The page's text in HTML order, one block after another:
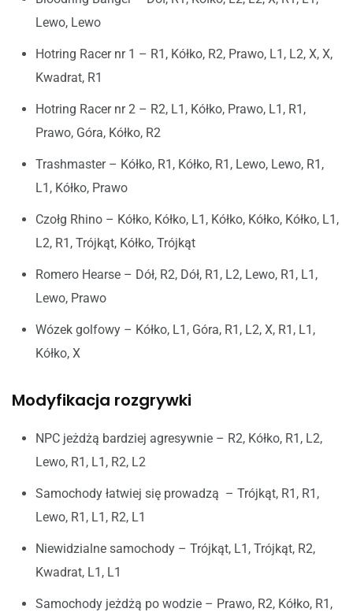
Lewo, Lewo
Hotring Racer nr 1 – R1, Kółko, R2, Prawo, L1, L2, X, X,
Kwadrat, R1
Hotring Racer nr 2 – R2, L1, Kółko, Prawo, L1, R1,
Prawo, Góra, Kółko, R2
Trashmaster – Kółko, R1, Kółko, R1, Lewo, Lewo, R1,
L1, Kółko, Prawo
Czołg Rhino – Kółko, Kółko, L1, Kółko, Kółko, Kółko, L1,
L2, R1, Trójkąt, Kółko, Trójkąt
Romero Hearse – Dół, R2, Dół, R1, L2, Lewo, R1, L1,
Lewo, Prawo
Wózek golfowy – Kółko, L1, Góra, R1, L2, X, R1, L1,
Kółko, X
Modyfikacja rozgrywki
NPC jeżdżą bardziej agresywnie – R2, Kółko, R1, L2,
Lewo, R1, L1, R2, L2
Samochody łatwiej się prowadzą – Trójkąt, R1, R1,
Lewo, R1, L1, R2, L1
Niewidzialne samochody – Trójkąt, L1, Trójkąt, R2,
Kwadrat, L1, L1
Samochody jeżdżą po wodzie – Prawo, R2, Kółko, R1,